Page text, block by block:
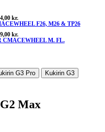
kr.
F26, M26 & TP26
kr.
CMACEWHEEL M. FL.
G3 Pro
Kukirin G3
Max